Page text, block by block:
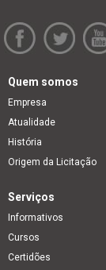
Quem somos
Empresa
Atualidade
História
Origem da Licitação
Serviços
Informativos
Cursos
Certidões